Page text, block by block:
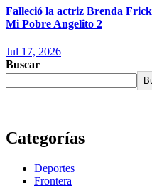
Falleció la actriz Brenda
Mi Pobre Angelito 2
Jul 17, 2026
Buscar
Categorías
Deportes
Frontera